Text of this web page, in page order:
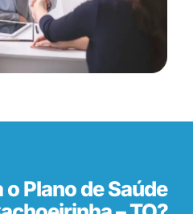
Plano de Saúde